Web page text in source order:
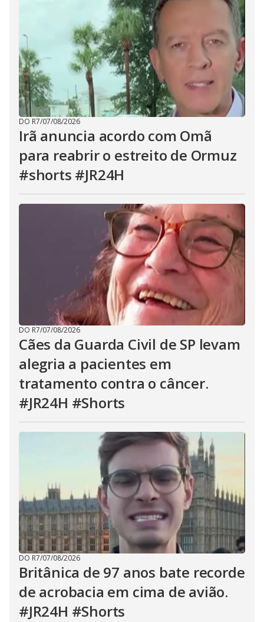
DO R7/07/08/2026
Irã anuncia acordo com Omã
para reabrir o estreito de Ormuz
#shorts #JR24H
DO R7/07/08/2026
Cães da Guarda Civil de SP levam
alegria a pacientes em
tratamento contra o câncer.
#JR24H #Shorts
DO R7/07/08/2026
Britânica de 97 anos bate recorde
de acrobacia em cima de avião.
#JR24H #Shorts